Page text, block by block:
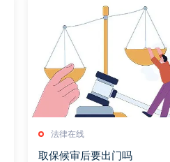
法律在线
取保候审后要出门吗